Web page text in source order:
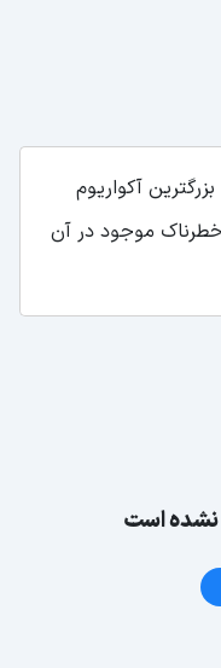
آکواریوم
موجود در آن
نشده است